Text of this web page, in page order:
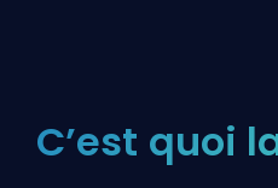
C’est quoi